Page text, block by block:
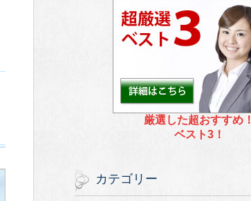
厳選した超おすすめ！
ベスト3！
カテゴリー